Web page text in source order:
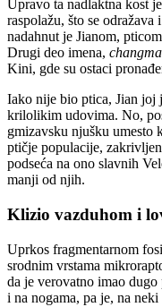
Upravo ta nadlaktna kost
raspolažu, što se
nadahnut je Jianom,
Drugi deo imena,
Kini, gde su ostaci
Iako nije bio ptica, Jian joj
krilolikim udovima. No,
gmizavsku njušku umesto
ptičje populacije,
podseća na ono slavnih
manji od njih.
Klizio vazduhom i
Uprkos fragmentarnom
srodnim vrstama
da je verovatno imao
i na nogama, pa je, na